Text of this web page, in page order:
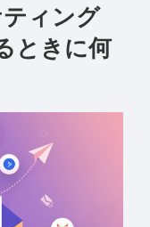
ィング
ときに何